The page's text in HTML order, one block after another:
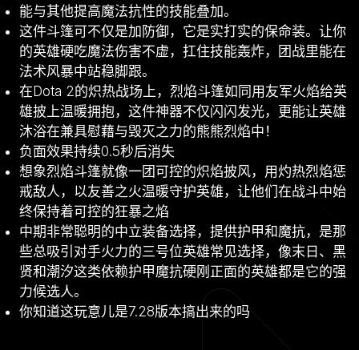
能与其他提高魔法抗性的技能叠加。
这件斗篷可不仅是加防御，它是实打实的保命装。让你
的英雄硬吃魔法伤害不虚，扛住技能轰炸，团战里能在
法术风暴中站稳脚跟。
在Dota 2的炽热战场上，烈焰斗篷如同用友军火焰给英
雄披上温暖拥抱，这件神器不仅闪闪发光，更能让英雄
沐浴在兼具慰藉与毁灭之力的熊熊烈焰中！
负面效果持续0.5秒后消失
想象烈焰斗篷就像一团可控的炽焰披风，用灼热烈焰惩
戒敌人，以友善之火温暖守护英雄，让他们在战斗中始
终保持着可控的狂暴之焰
中期非常聪明的中立装备选择，提供护甲和魔抗，是那
些总吸引对手火力的三号位英雄常见选择，像末日、黑
贤和潮汐这类依赖护甲魔抗硬刚正面的英雄都是它的强
力候选人。
你知道这玩意儿是7.28版本搞出来的吗